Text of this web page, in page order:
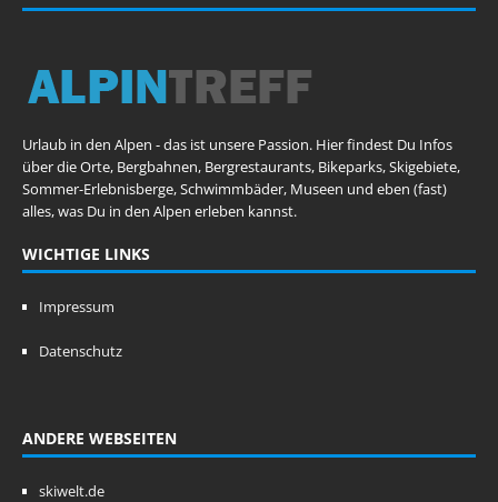
Urlaub in den Alpen - das ist unsere Passion. Hier findest Du Infos
über die Orte, Bergbahnen, Bergrestaurants, Bikeparks, Skigebiete,
Sommer-Erlebnisberge, Schwimmbäder, Museen und eben (fast)
alles, was Du in den Alpen erleben kannst.
WICHTIGE LINKS
Impressum
Datenschutz
ANDERE WEBSEITEN
skiwelt.de